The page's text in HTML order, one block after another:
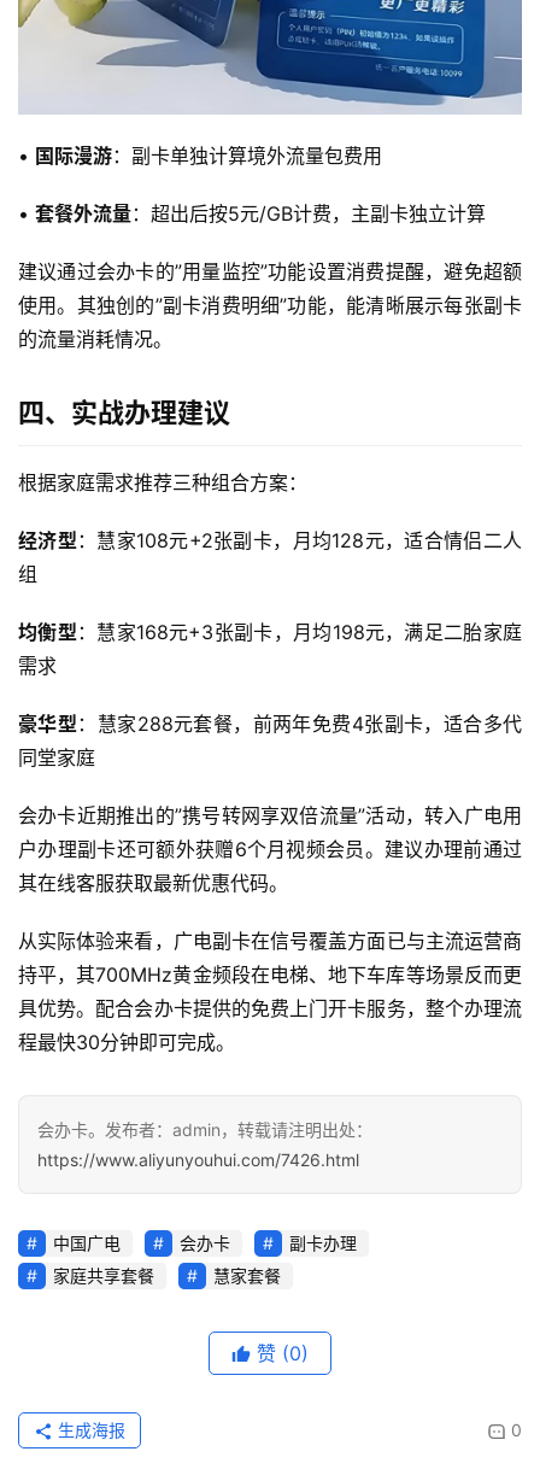
首
页
流
卡
宽
随
W
F
i
快
讯
更
多
面
• 国际漫游：副卡单独计算境外流量包费用
• 套餐外流量：超出后按5元/GB计费，主副卡独立计算
建议通过会办卡的”用量监控”功能设置消费提醒，避免超额
使用。其独创的”副卡消费明细”功能，能清晰展示每张副卡
的流量消耗情况。
四、实战办理建议
根据家庭需求推荐三种组合方案：
经济型：慧家108元+2张副卡，月均128元，适合情侣二人
组
均衡型：慧家168元+3张副卡，月均198元，满足二胎家庭
需求
豪华型：慧家288元套餐，前两年免费4张副卡，适合多代
同堂家庭
会办卡近期推出的”携号转网享双倍流量”活动，转入广电用
户办理副卡还可额外获赠6个月视频会员。建议办理前通过
其在线客服获取最新优惠代码。
从实际体验来看，广电副卡在信号覆盖方面已与主流运营商
持平，其700MHz黄金频段在电梯、地下车库等场景反而更
具优势。配合会办卡提供的免费上门开卡服务，整个办理流
程最快30分钟即可完成。
会办卡。发布者：admin，转载请注明出处：
https://www.aliyunyouhui.com/7426.html
中国广电 会办卡
副卡办理
家庭共享套餐
慧家套餐
赞 (0)
0
生成海报